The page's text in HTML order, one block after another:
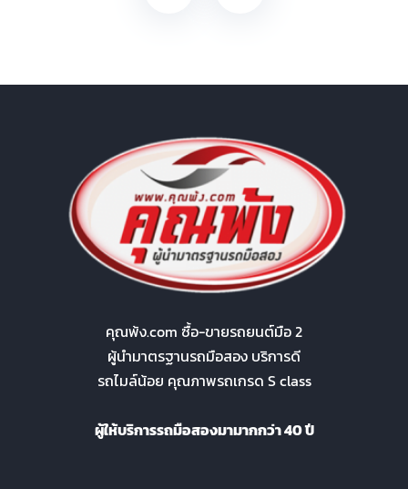
คุณพ้ง.com ซื้อ-ขายรถยนต์มือ 2
ผู้นำมาตรฐานรถมือสอง บริการดี
รถไมล์น้อย คุณภาพรถเกรด S class
ผู้ให้บริการรถมือสองมามากกว่า 40 ปี